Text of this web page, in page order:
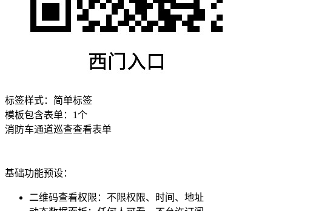
标签样式： 简单标签
模板包含表单： 1个
消防车通道巡查查看表单
基础功能预设：
二维码查看权限 ： 不限权限、时间、地址